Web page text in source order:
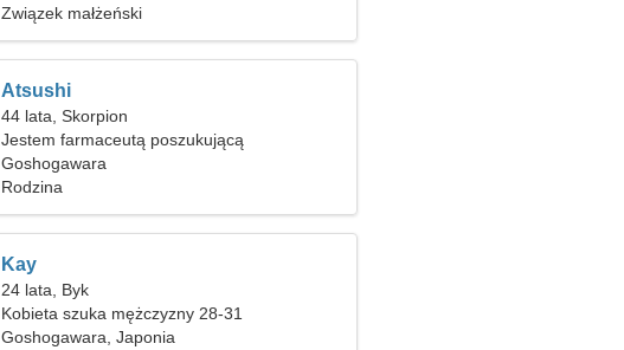
Związek małżeński
Atsushi
44 lata, Skorpion
Jestem farmaceutą poszukującą
emocjonalnej kobiety
Goshogawara
Rodzina
Kay
24 lata, Byk
Kobieta szuka mężczyzny 28-31
Goshogawara, Japonia